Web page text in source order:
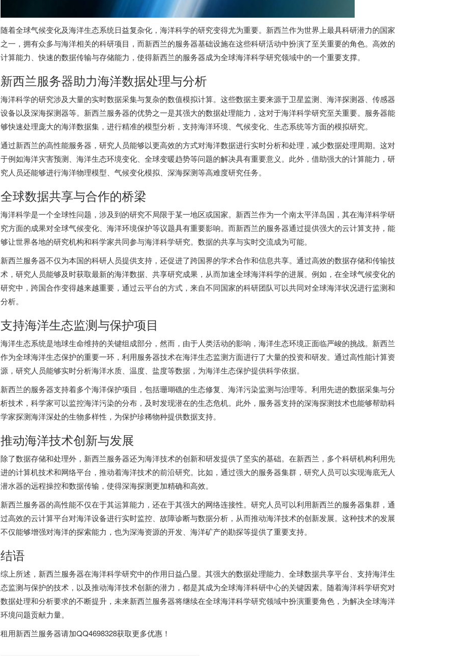
随着全球气候变化及海洋生态系统日益复杂化，海洋科学的研究变得尤为重要。新西兰作为世界上最具科研潜力的国家
之一，拥有众多与海洋相关的科研项目，而新西兰的服务器基础设施在这些科研活动中扮演了至关重要的角色。高效的
计算能力、快速的数据传输与存储能力，使得新西兰的服务器成为全球海洋科学研究领域中的一个重要支撑。
新西兰服务器助力海洋数据处理与分析
海洋科学的研究涉及大量的实时数据采集与复杂的数值模拟计算。这些数据主要来源于卫星监测、海洋探测器、传感器
设备以及深海探测器等。 新西兰服务器的优势之一是其强大的数据处理能力，这对于海洋科学研究至关重要。服务器能
够快速处理庞大的海洋数据集，进行精准的模型分析，支持海洋环境、气候变化、生态系统等方面的模拟研究。
通过新西兰的高性能服务器，研究人员能够以更高效的方式对海洋数据进行实时分析和处理，减少数据处理周期。这对
于例如海洋灾害预测、海洋生态环境变化、全球变暖趋势等问题的解决具有重要意义。此外，借助强大的计算能力，研
究人员还能够进行海洋物理模型、气候变化模拟、深海探测等高难度研究任务。
全球数据共享与合作的桥梁
海洋科学是一个全球性问题，涉及到的研究不局限于某一地区或国家。新西兰作为一个南太平洋岛国，其在海洋科学研
究方面的成果对全球气候变化、海洋环境保护等议题具有重要影响。而新西兰的服务器通过提供强大的云计算支持，能
够让世界各地的研究机构和科学家共同参与海洋科学研究。数据的共享与实时交流成为可能。
新西兰服务器不仅为本国的科研人员提供支持，还促进了跨国界的学术合作和信息共享。通过高效的数据存储和传输技
术，研究人员能够及时获取最新的海洋数据、共享研究成果，从而加速全球海洋科学的进展。例如，在全球气候变化的
研究中，跨国合作变得越来越重要，通过云平台的方式，来自不同国家的科研团队可以共同对全球海洋状况进行监测和
分析。
支持海洋生态监测与保护项目
海洋生态系统是地球生命维持的关键组成部分，然而，由于人类活动的影响，海洋生态环境正面临严峻的挑战。新西兰
作为全球海洋生态保护的重要一环，利用服务器技术在海洋生态监测方面进行了大量的投资和研发。通过高性能计算资
源，研究人员能够实时分析海洋水质、温度、盐度等数据，为海洋生态保护提供科学依据。
新西兰的服务器支持着多个海洋保护项目，包括珊瑚礁的生态修复、海洋污染监测与治理等。利用先进的数据采集与分
析技术，科学家可以监控海洋污染的分布，及时发现潜在的生态危机。此外，服务器支持的深海探测技术也能够帮助科
学家探测海洋深处的生物多样性，为保护珍稀物种提供数据支持。
推动海洋技术创新与发展
除了数据存储和处理外，新西兰服务器还为海洋技术的创新和研发提供了坚实的基础。在新西兰，多个科研机构利用先
进的计算机技术和网络平台，推动着海洋技术的前沿研究。比如，通过强大的服务器集群，研究人员可以实现海底无人
潜水器的远程操控和数据传输，使得深海探测更加精确和高效。
新西兰服务器的高性能不仅在于其运算能力，还在于其强大的网络连接性。研究人员可以利用新西兰的服务器集群，通
过高效的云计算平台对海洋设备进行实时监控、故障诊断与数据分析，从而推动海洋技术的创新发展。这种技术的发展
不仅能够增强对海洋的探索能力，也为深海资源的开发、海洋矿产的勘探等提供了重要支持。
结语
综上所述，新西兰服务器在海洋科学研究中的作用日益凸显。其强大的数据处理能力、全球数据共享平台、支持海洋生
态监测与保护的技术，以及推动海洋技术创新的潜力，都是其成为全球海洋科研中心的关键因素。随着海洋科学研究对
数据处理和分析要求的不断提升，未来新西兰服务器将继续在全球海洋科学研究领域中扮演重要角色，为解决全球海洋
环境问题贡献力量。
租用新西兰服务器请加QQ4698328获取更多优惠！